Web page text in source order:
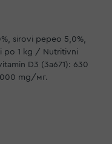
sirovi pepeo 5,0%,
po 1 kg / Nutritivni
D3 (3a671): 630
mg/мг.